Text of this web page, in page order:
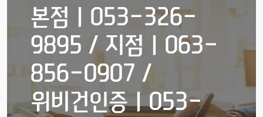
본점ㅣ053-326-
9895 / 지점ㅣ063-
856-0907 /
위비건인증ㅣ053-